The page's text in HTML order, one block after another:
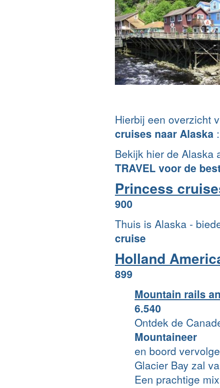
Hierbij een overzicht
cruises naar Alaska :
Bekijk hier de
TRAVEL voor de
Princess
900
Thuis is Alaska -
cruise
Holland
899
Mountain rails
6.540
Ontdek de
Mountaineer
en boord
Glacier Bay zal
Een prachtige